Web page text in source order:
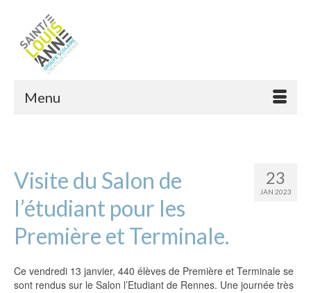
Menu
23
JAN 2023
Visite du Salon de
l’étudiant pour les
Première et Terminale.
Ce vendredi 13 janvier, 440 élèves de Première et Terminale se
sont rendus sur le Salon l’Etudiant de Rennes. Une journée très